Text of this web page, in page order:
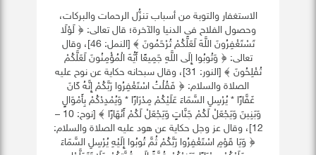
الاستغفار والتوبة من أسباب تنزُّل الرحمات والبركات،
وحصول الفلاح في الدنيا والآخرة؛ قال تعالى: ﴿ لَوْلَا
تَسْتَغْفِرُونَ اللَّهَ لَعَلَّكُمْ تُرْحَمُونَ ﴾ [النمل: 46]، وقال
تعالى: ﴿ وَتُوبُوا إِلَى اللَّهِ جَمِيعًا أَيُّهَ الْمُؤْمِنُونَ لَعَلَّكُمْ
تُفْلِحُونَ ﴾ [النور: 31]، وقال سبحانه حكاية عن نوح عليه
الصلاة والسلام: ﴿ فَقُلْتُ اسْتَغْفِرُوا رَبَّكُمْ إِنَّهُ كَانَ
غَفَّارًا * يُرْسِلِ السَّمَاءَ عَلَيْكُمْ مِدْرَارًا * وَيُمْدِدْكُمْ بِأَمْوَالٍ
وَبَنِينَ وَيَجْعَلْ لَكُمْ جَنَّاتٍ وَيَجْعَلْ لَكُمْ أَنْهَارًا ﴾ [نوح: 10 –
12]، وقال عز وجل حكاية عن هود عليه الصلاة والسلام:
﴿ وَيَا قَوْمِ اسْتَغْفِرُوا رَبَّكُمْ ثُمَّ تُوبُوا إِلَيْهِ يُرْسِلِ السَّمَاءَ